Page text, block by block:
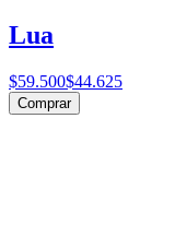
Lua
$59.500$44.625
Comprar